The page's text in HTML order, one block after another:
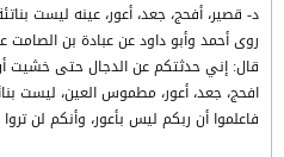
د- قصير، أفحج، جعد، أعور، عينه ليست
روى أحمد وأبو داود عن عبادة بن
قال: إني حدثتكم عن الدجال حتى خشيت أن
افحج، جعد، أعور، مطموس العين، ليست
فاعلموا أن ربكم ليس بأعور، وأنكم لن